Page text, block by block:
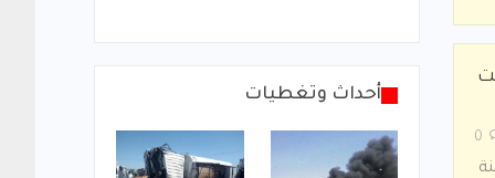
أحداث وتغطيات